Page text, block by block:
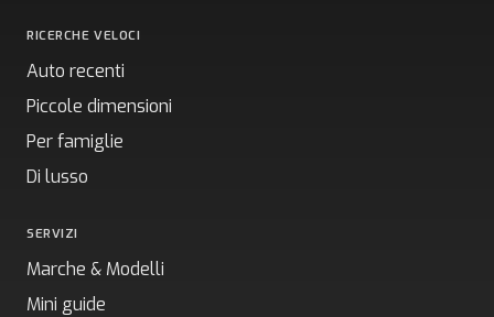
RICERCHE VELOCI
Auto recenti
Piccole dimensioni
Per famiglie
Di lusso
SERVIZI
Marche & Modelli
Mini guide